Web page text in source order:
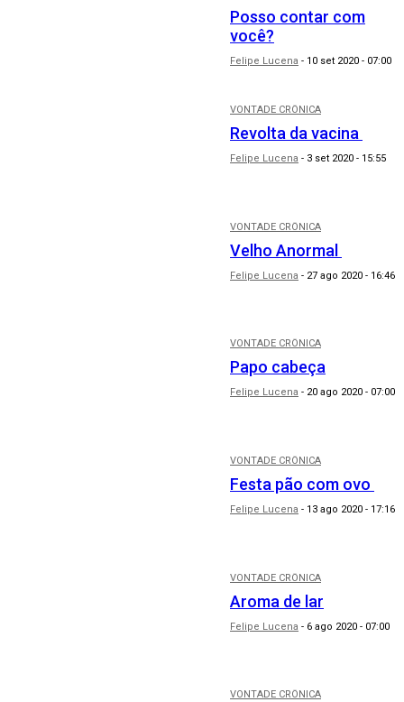
Posso contar com
você?
Felipe Lucena - 10 set 2020 - 07:00
VONTADE CRÔNICA
Revolta da vacina
Felipe Lucena - 3 set 2020 - 15:55
VONTADE CRÔNICA
Velho Anormal
Felipe Lucena - 27 ago 2020 - 16:46
VONTADE CRÔNICA
Papo cabeça
Felipe Lucena - 20 ago 2020 - 07:00
VONTADE CRÔNICA
Festa pão com ovo
Felipe Lucena - 13 ago 2020 - 17:16
VONTADE CRÔNICA
Aroma de lar
Felipe Lucena - 6 ago 2020 - 07:00
VONTADE CRÔNICA